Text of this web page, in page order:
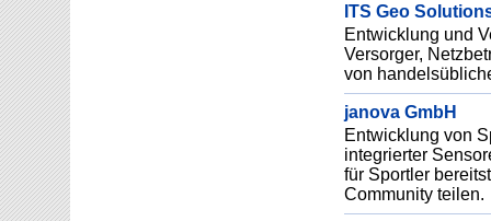
ITS Geo
Entwicklung und
Versorger,
von
janova GmbH
Entwicklung von
integrierter
für Sportler
Community teilen.